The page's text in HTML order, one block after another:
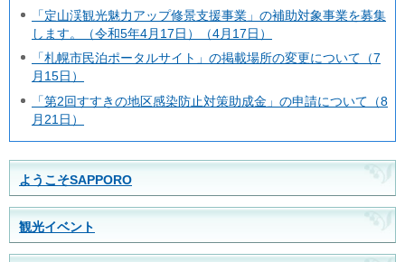
「定山渓観光魅力アップ修景支援事業」の補助対象事業を募集
します。（令和5年4月17日）（4月17日）
「札幌市民泊ポータルサイト」の掲載場所の変更について（7
月15日）
「第2回すすきの地区感染防止対策助成金」の申請について（8
月21日）
ようこそSAPPORO
観光イベント